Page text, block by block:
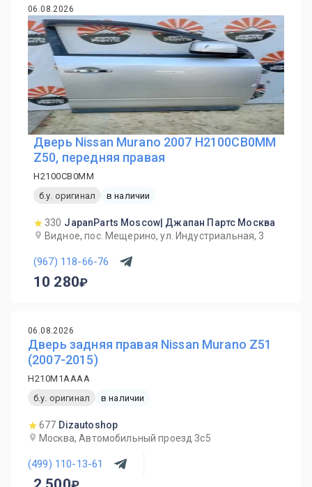
06.08.2026
Дверь Nissan Murano 2007 H2100CB0MM
Z50, передняя правая
H2100CB0MM
б.у. оригинал
в наличии
330 JapanParts Moscow| Джапан Партс Москва
Видное, пос. Мещерино, ул. Индустриальная, 3
(967) 118-66-76
10 280
06.08.2026
Дверь задняя правая Nissan Murano Z51
(2007-2015)
H210M1AAAA
б.у. оригинал
в наличии
677 Dizautoshop
Москва, Автомобильный проезд 3с5
(499) 110-13-61